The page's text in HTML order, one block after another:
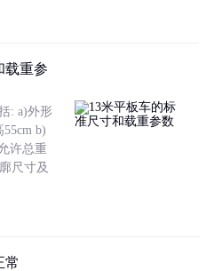
载重参
: a)外形
b)
许总重
尺寸及
常